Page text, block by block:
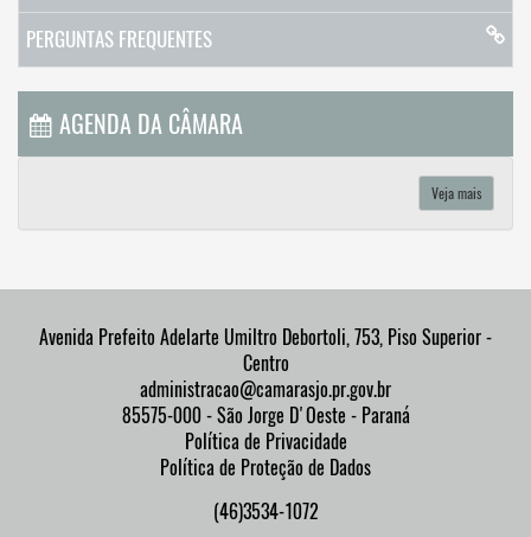
PERGUNTAS FREQUENTES
AGENDA DA CÂMARA
Veja mais
Avenida Prefeito Adelarte Umiltro Debortoli, 753, Piso Superior -
Centro
administracao@camarasjo.pr.gov.br
85575-000 - São Jorge D'Oeste - Paraná
Política de Privacidade
Política de Proteção de Dados
(46)3534-1072